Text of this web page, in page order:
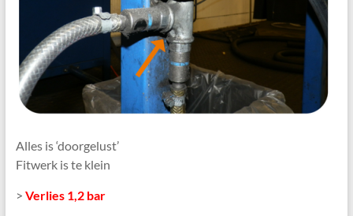
Alles is ‘doorgelust’
Fitwerk is te klein
> Verlies 1,2 bar